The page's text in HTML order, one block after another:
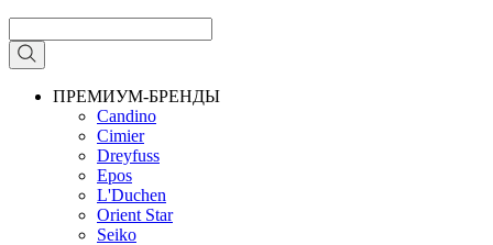
ПРЕМИУМ-БРЕНДЫ
Candino
Cimier
Dreyfuss
Epos
L'Duchen
Orient Star
Seiko